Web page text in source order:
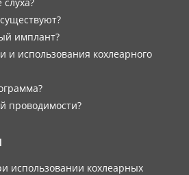
имплант?
и использования кохлеарного
проводимости?
использовании кохлеарных